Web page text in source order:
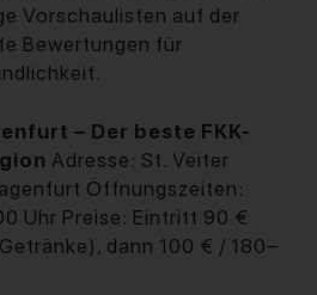
Vorschaulisten auf der
Bewertungen für
– Der beste FKK-
Adresse: St. Veiter
Öffnungszeiten:
Uhr Preise: Eintritt 90 €
dann 100 € / 180–